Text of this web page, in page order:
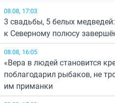
08.08, 17:03
3 свадьбы, 5 белых
к Северному полюсу
08.08, 16:05
«Вера в людей становится
поблагодарил рыбаков, не
им приманки